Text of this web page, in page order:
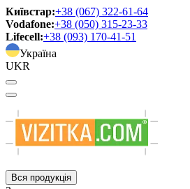
Київстар:+38 (067) 322-61-64
Vodafone:+38 (050) 315-23-33
Lifecell:+38 (093) 170-41-51
Україна
UKR
Вся продукція